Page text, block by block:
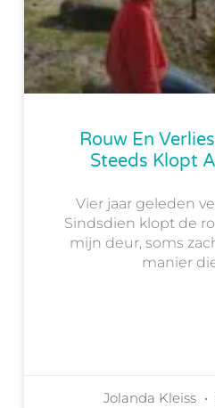
Rouw En
Steeds Klopt
Vier jaar geleden
Sindsdien klopt de
mijn deur, soms
manier
Jolanda Kleiss